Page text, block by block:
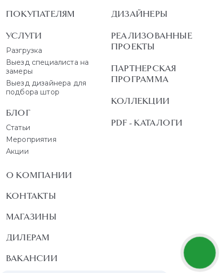
ПОКУПАТЕЛЯМ
УСЛУГИ
Разгрузка
Выезд специалиста на
замеры
Выезд дизайнера для
подбора штор
БЛОГ
Статьи
Мероприятия
Акции
ДИЗАЙНЕРЫ
РЕАЛИЗОВАННЫЕ
ПРОЕКТЫ
ПАРТНЕРСКАЯ
ПРОГРАММА
КОЛЛЕКЦИИ
PDF - КАТАЛОГИ
О КОМПАНИИ
КОНТАКТЫ
МАГАЗИНЫ
ДИЛЕРАМ
ВАКАНСИИ